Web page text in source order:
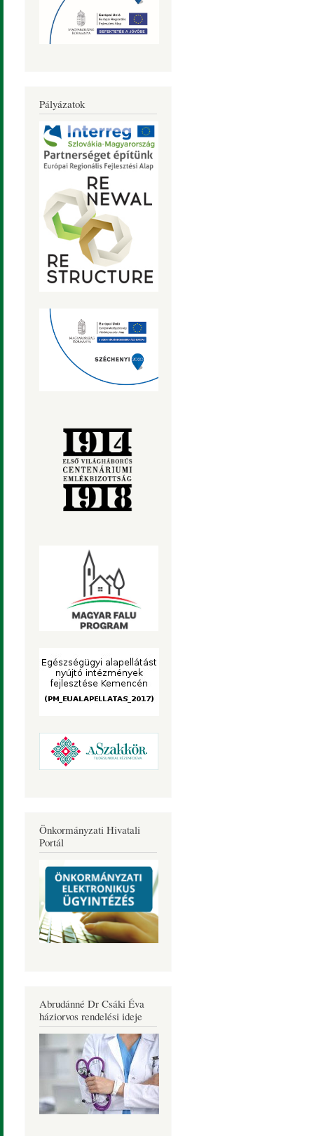
Pályázatok
Önkormányzati Hivatali
Portál
Abrudánné Dr Csáki Éva
háziorvos rendelési ideje